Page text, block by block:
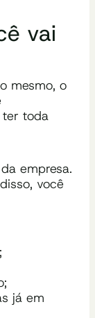
vai
mesmo, o
toda
empresa.
você
já em